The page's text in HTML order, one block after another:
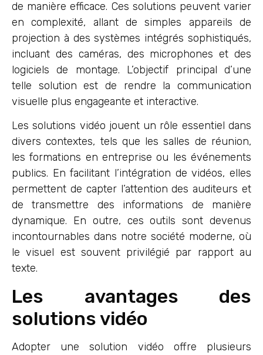
de manière efficace. Ces solutions peuvent varier
en complexité, allant de simples appareils de
projection à des systèmes intégrés sophistiqués,
incluant des caméras, des microphones et des
logiciels de montage. L’objectif principal d’une
telle solution est de rendre la communication
visuelle plus engageante et interactive.
Les solutions vidéo jouent un rôle essentiel dans
divers contextes, tels que les salles de réunion,
les formations en entreprise ou les événements
publics. En facilitant l’intégration de vidéos, elles
permettent de capter l’attention des auditeurs et
de transmettre des informations de manière
dynamique. En outre, ces outils sont devenus
incontournables dans notre société moderne, où
le visuel est souvent privilégié par rapport au
texte.
Les avantages des
solutions vidéo
Adopter une solution vidéo offre plusieurs